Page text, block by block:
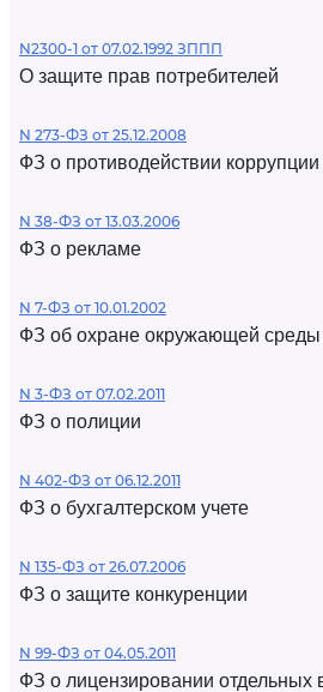
N2300-1 от 07.02.1992 ЗППП
О защите прав потребителей
N 273-ФЗ от 25.12.2008
ФЗ о противодействии коррупции
N 38-ФЗ от 13.03.2006
ФЗ о рекламе
N 7-ФЗ от 10.01.2002
ФЗ об охране окружающей среды
N 3-ФЗ от 07.02.2011
ФЗ о полиции
N 402-ФЗ от 06.12.2011
ФЗ о бухгалтерском учете
N 135-ФЗ от 26.07.2006
ФЗ о защите конкуренции
N 99-ФЗ от 04.05.2011
ФЗ о лицензировании отдельных